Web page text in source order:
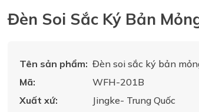
Đèn Soi Sắc Ký Bản
Tên sản phẩm: Đèn soi sắc ký bản
Mã:
WFH-201B
Xuất xứ:
Jingke- Trung Quốc